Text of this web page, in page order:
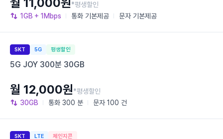
1GB + 1Mbps 통화 기본제공 문자 기본제공
*평생할인
SKT 5G 평생할인
5G JOY 300분 30GB
30GB 통화 300 분 문자 100 건
월 12,000원*평생할인
SKT LTE 체인지콘